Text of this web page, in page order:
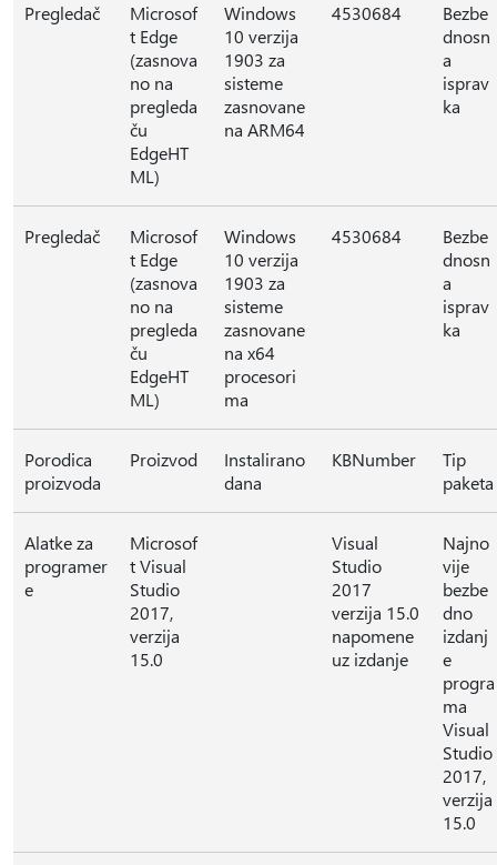
Pregledač
Microsof
t Edge
(zasnova
no na
pregleda
ču
EdgeHT
ML)
Windows
10 verzija
1903 za
sisteme
zasnovane
na ARM64
4530684
Bezbe
dnosn
a
isprav
ka
Pregledač
Microsof
t Edge
(zasnova
no na
pregleda
ču
EdgeHT
ML)
Windows
10 verzija
1903 za
sisteme
zasnovane
na x64
procesori
ma
4530684
Bezbe
dnosn
a
isprav
ka
Porodica
proizvoda
Proizvod
Instalirano
dana
KBNumber
Tip
paketa
Alatke za
programer
e
Microsof
t Visual
Studio
2017,
verzija
15.0
Visual
Studio
2017
verzija 15.0
napomene
uz izdanje
Najno
vije
bezbe
dno
izdanj
e
progra
ma
Visual
Studio
2017,
verzija
15.0